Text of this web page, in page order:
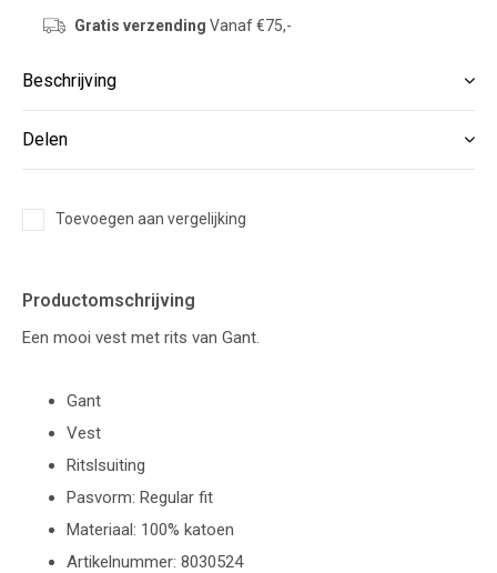
Gratis verzending Vanaf €75,-
Beschrijving
Delen
Toevoegen aan vergelijking
Productomschrijving
Een mooi vest met rits van Gant.
Gant
Vest
Ritslsuiting
Pasvorm: Regular fit
Materiaal: 100% katoen
Artikelnummer: 8030524